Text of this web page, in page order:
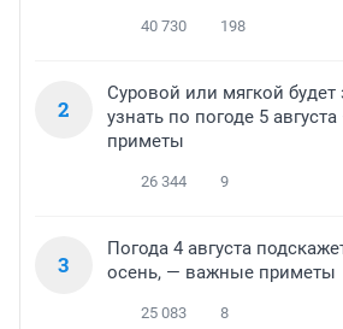
40 730 198
2
Суровой или мягкой
узнать по погоде 5
приметы
26 344 9
3
Погода 4 августа
осень, — важные приметы
25 083 8